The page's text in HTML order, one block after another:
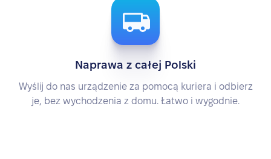
Naprawa z całej Polski
Wyślij do nas urządzenie za pomocą kuriera i odbierz
je, bez wychodzenia z domu. Łatwo i wygodnie.